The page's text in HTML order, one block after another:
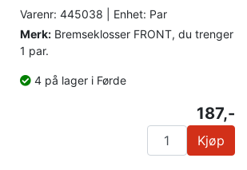
Varenr: 445038 | Enhet: Par
Merk: Bremseklosser FRONT, du trenger
1 par.
4 på lager i Førde
187,-
Kjøp